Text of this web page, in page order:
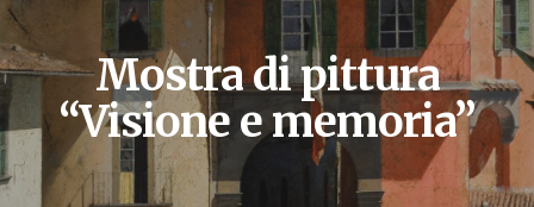
Mostra di pittura
“Visione e memoria”